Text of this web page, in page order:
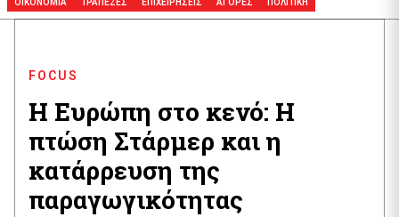
ΟΙΚΟΝΟΜΙΑ ΤΡΑΠΕΖΕΣ ΕΠΙΧΕΙΡΗΣΕΙΣ ΑΓΟΡΕΣ ΠΟΛΙΤΙΚΗ
FOCUS
Η Ευρώπη στο κενό: Η
πτώση Στάρμερ και η
κατάρρευση της
παραγωγικότητας